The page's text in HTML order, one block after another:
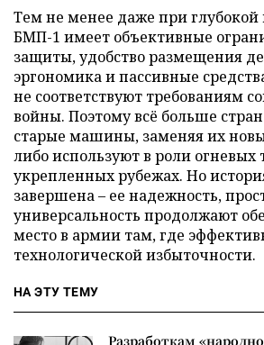
Тем не менее даже при
БМП-1 имеет объективные
защиты, удобство размещения
эргономика и пассивные
не соответствуют требованиям
войны. Поэтому всё больше
старые машины, заменяя их
либо используют в роли огневых
укрепленных рубежах. Но
завершена – ее надежность,
универсальность продолжают
место в армии там, где
технологической избыточности.
НА ЭТУ ТЕМУ
Разработкам